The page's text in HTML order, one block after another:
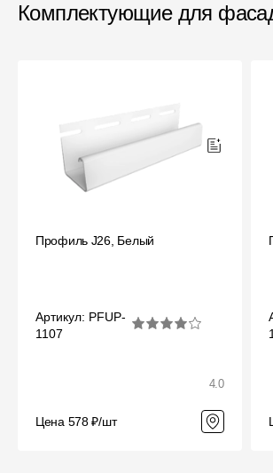
Комплектующие для
Профиль J26, Белый
Артикул: PFUP-
1107
4.0
Цена 578 ₽/шт